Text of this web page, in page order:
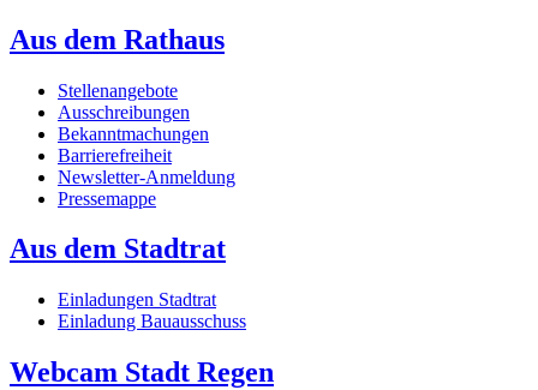
Aus dem Rathaus
Stellenangebote
Ausschreibungen
Bekanntmachungen
Barrierefreiheit
Newsletter-Anmeldung
Pressemappe
Aus dem Stadtrat
Einladungen Stadtrat
Einladung Bauausschuss
Webcam Stadt Regen